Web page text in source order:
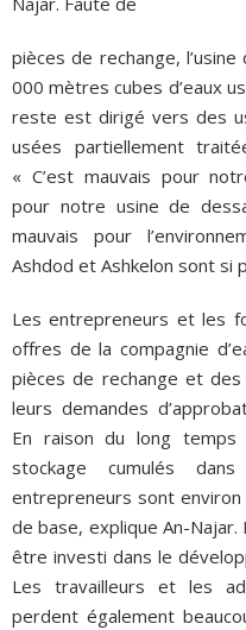
pièces de rechange,
000 mètres cubes d’eaux
reste est dirigé vers des
usées partiellement
« C’est mauvais pour
pour notre usine de
mauvais pour
Ashdod et Ashkelon sont si
Les entrepreneurs et les
offres de la compagnie
pièces de rechange et
leurs demandes
En raison du long
stockage cumulés
entrepreneurs sont
de base, explique An-Najar.
être investi dans le
Les travailleurs et les
perdent également